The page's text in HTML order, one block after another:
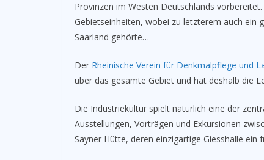
Provinzen im Westen Deutschlands
Gebietseinheiten, wobei zu letzterem auch ein
Saarland gehörte…
Der Rheinische Verein für Denkmalpflege und
über das gesamte Gebiet und hat deshalb die
Die Industriekultur spielt natürlich eine der
Ausstellungen, Vorträgen und Exkursionen
Sayner Hütte, deren einzigartige Giesshalle